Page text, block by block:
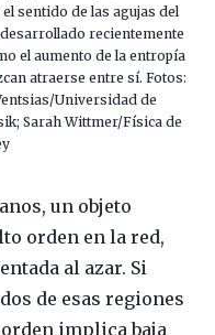
sentido de las agujas del
recientemente
el aumento de la entropía
atraerse entre sí. Fotos:
Universidad de
Sarah Wittmer/Física de
un objeto
orden en la red,
al azar. Si
de esas regiones
implica baja